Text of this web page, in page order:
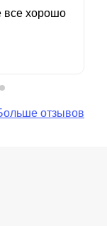
все хорошо
отзывов